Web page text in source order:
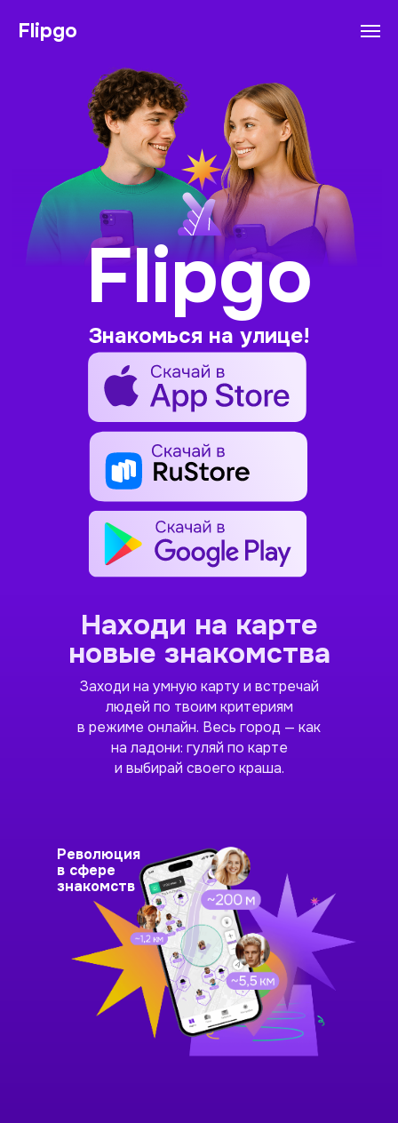
Flipgo
Скачать
Преимущества
Режимы
Контакты
FAQ
Flipgo
Знакомься на улице!
Заходи на умную карту и встречай
людей по твоим критериям
в режиме онлайн. Весь город — как
на ладони: гуляй по карте
и выбирай своего краша.
Находи на карте
новые знакомства
Революция
в сфере
знакомств